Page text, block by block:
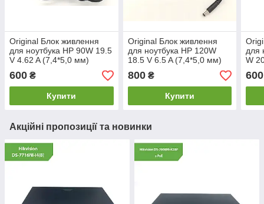
Original Блок живлення
для ноутбука HP 90W 19.5
V 4.62 A (7,4*5,0 мм)
600 ₴
Купити
Original Блок живлення
для ноутбука HP 120W
18.5 V 6.5 A (7,4*5,0 мм)
800₴
Купити
для
W
600
Акційні пропозиції та новинки